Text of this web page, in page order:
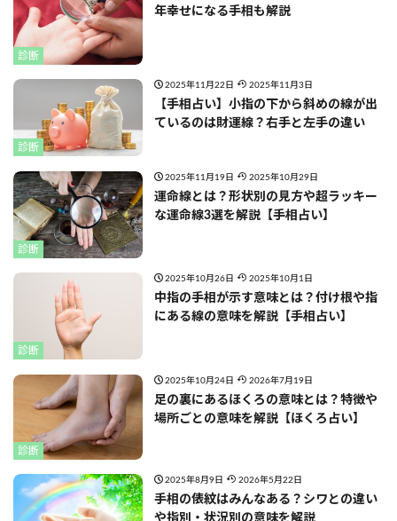
診断
年幸せになる手相も解説
診断
2025年11月22日 2025年11月3日
【手相占い】小指の下から斜めの線が出
ているのは財運線？右手と左手の違い
診断
2025年11月19日 2025年10月29日
運命線とは？形状別の見方や超ラッキー
な運命線3選を解説【手相占い】
診断
2025年10月26日 2025年10月1日
中指の手相が示す意味とは？付け根や指
にある線の意味を解説【手相占い】
診断
2025年10月24日 2026年7月19日
足の裏にあるほくろの意味とは？特徴や
場所ごとの意味を解説【ほくろ占い】
2025年8月9日 2026年5月22日
手相の俵紋はみんなある？シワとの違い